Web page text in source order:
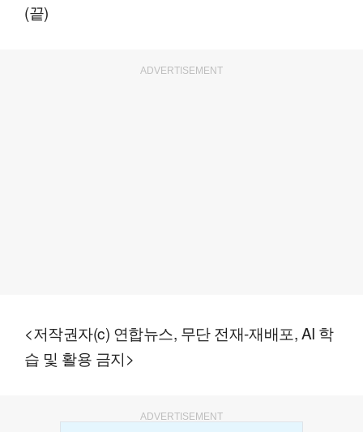
(끝)
ADVERTISEMENT
<저작권자(c) 연합뉴스, 무단 전재-재배포, AI 학
습 및 활용 금지>
ADVERTISEMENT